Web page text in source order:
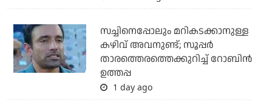
സച്ചിനെപ്പോലും മറികടക്കാനുള്ള
കഴിവ് അവനുണ്ട്; സൂപ്പര്‍
താരത്തെരത്തെക്കുറിച്ച് റോബിന്‍
ഉത്തപ്പ
1 day ago